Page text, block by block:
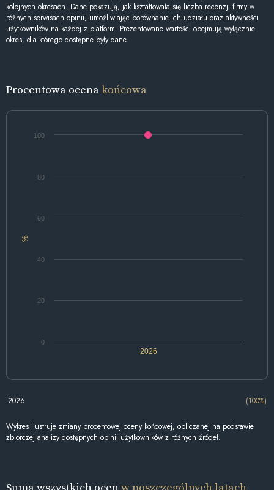
kolejnych okresach. Dane pokazują, jak kształtowała się liczba recenzji firmy w
różnych serwisach opinii, umożliwiając porównanie ich udziału oraz aktywności
użytkowników na każdej z platform. Prezentowane wartości obejmują wyłącznie
okres, dla którego dostępne były dane.
Procentowa ocenakońcowa
%
2026
0
20
40
60
80
100
2026 (100%)
Wykres ilustruje zmiany procentowej oceny końcowej, obliczanej na podstawie
zbiorczej analizy dostępnych opinii użytkowników z różnych źródeł.